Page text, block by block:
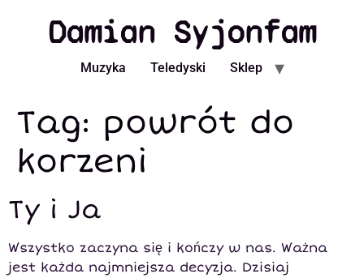
Damian Syjonfam
Muzyka Teledyski Sklep
Tag: powrót do
korzeni
Ty i Ja
Wszystko zaczyna się i kończy w nas. Ważna
jest każda najmniejsza decyzja. Dzisiaj